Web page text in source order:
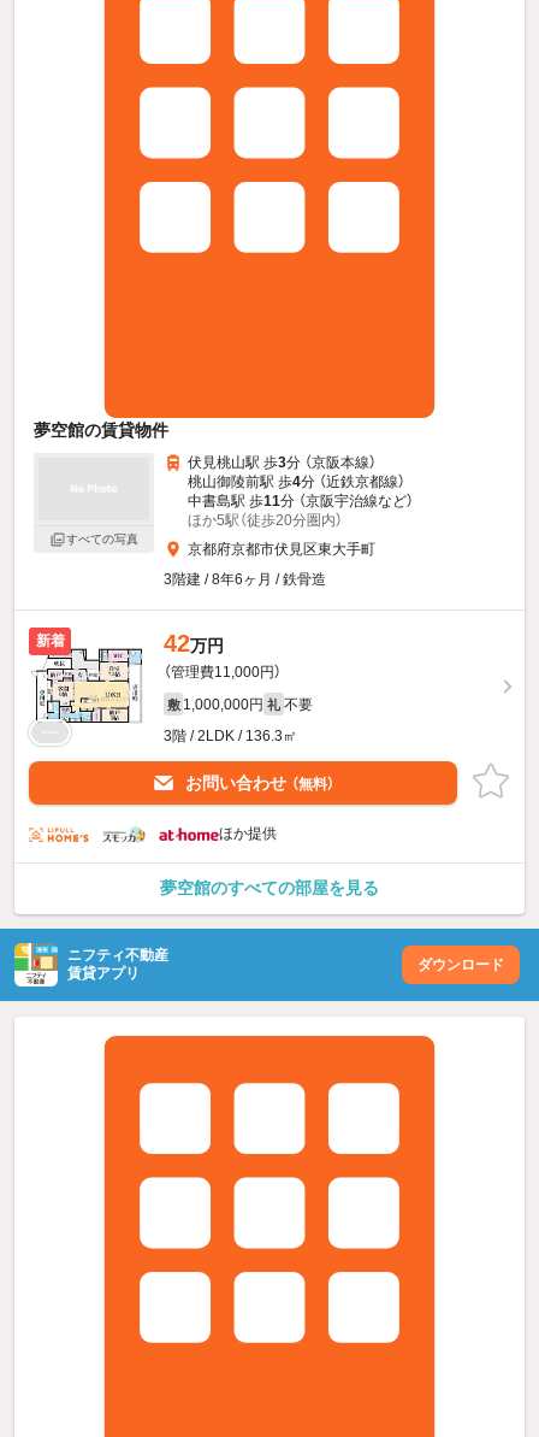
夢空館の賃貸物件
すべての写真
伏見桃山駅 歩3分 （京阪本線）
桃山御陵前駅 歩4分 （近鉄京都線）
中書島駅 歩11分 （京阪宇治線など）
ほか5駅（徒歩20分圏内）
京都府京都市伏見区東大手町
3階建 / 8年6ヶ月 / 鉄骨造
新着 42万円
（管理費11,000円）
敷 1,000,000円 礼 不要
3階 / 2LDK / 136.3㎡
お問い合わせ （無料）
ほか提供
夢空館のすべての部屋を見る
ニフティ不動産
賃貸アプリ
ダウンロード